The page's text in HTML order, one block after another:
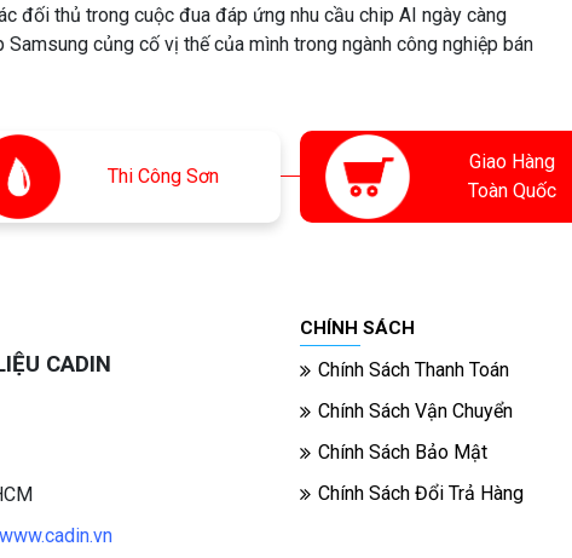
đối thủ trong cuộc đua đáp ứng nhu cầu chip AI ngày càng
củng cố vị thế của mình trong ngành công nghiệp bán
ThiCông Sơn
Giao Hàng
Toàn Quốc
CADIN
www.cadin.vn
CHÍNH SÁCH
Chính Sách Thanh Toán
Chính Sách Vận Chuyển
Chính Sách Bảo Mật
Chính Sách Đổi Trả Hàng